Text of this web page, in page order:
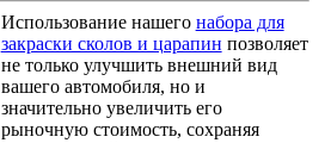
Использование нашего набора для
закраски сколов и царапин позволяет
не только улучшить внешний вид
вашего автомобиля, но и
значительно увеличить его
рыночную стоимость, сохраняя